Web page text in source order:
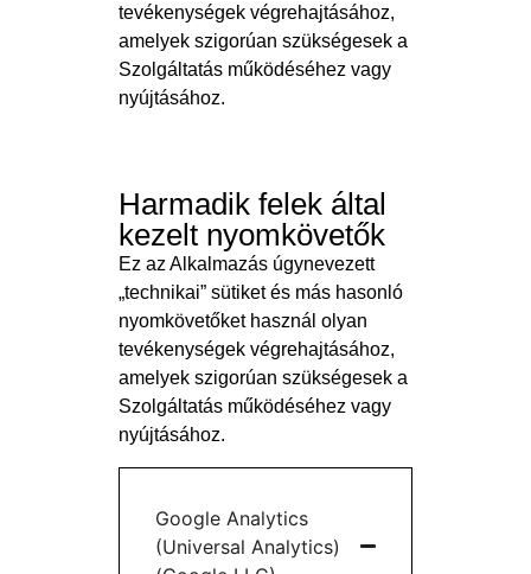
tevékenységek végrehajtásához,
amelyek szigorúan szükségesek a
Szolgáltatás működéséhez vagy
nyújtásához.
Harmadik felek által
kezelt nyomkövetők
Ez az Alkalmazás úgynevezett
„technikai” sütiket és más hasonló
nyomkövetőket használ olyan
tevékenységek végrehajtásához,
amelyek szigorúan szükségesek a
Szolgáltatás működéséhez vagy
nyújtásához.
Google Analytics
(Universal Analytics)